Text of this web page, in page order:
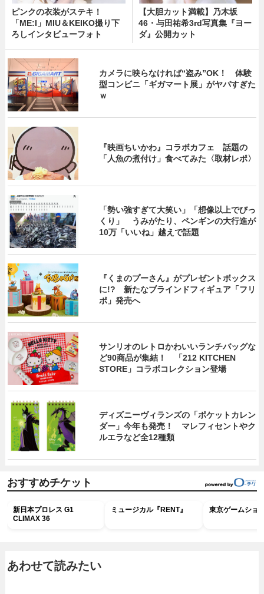
ピンクの衣装がステキ！
「ME:I」MIU＆KEIKO撮り下
ろしインタビューフォト
【大胆カット満載】乃木坂
46・与田祐希3rd写真集『ヨー
ダ』公開カット
カメラに映らなければ“盗み”OK！ 体験
型コンビニ「ギガマート展」がヤバすぎた
ｗ
『映画ちいかわ』コラボカフェ 話題の
「人魚の煮付け」食べてみた〈取材レポ〉
「勢い強すぎて大笑い」「想像以上でびっ
くり」 うみがたり、ペンギンの大行進が
10万「いいね」越えで話題
『くまのプーさん』がプレゼントボックス
に!? 新たなブラインドフィギュア「フリ
ポ」発売へ
サンリオのレトロかわいいランチバッグな
ど90商品が集結！ 「212 KITCHEN
STORE」コラボコレクション登場
ディズニーヴィランズの「ポケットカレン
ダー」今年も発売！ マレフィセントやク
ルエラなど全12種類
おすすめチケット
新日本プロレス G1
CLIMAX 36
ミュージカル『RENT』 東京ゲームショ
あわせて読みたい